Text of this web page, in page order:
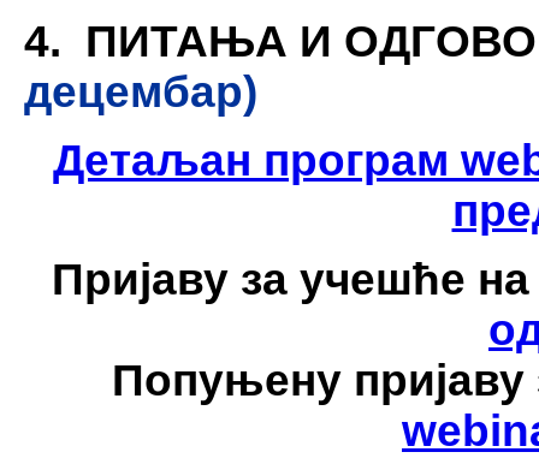
4. ПИТАЊА И
децембар)
Детаљан програм
Пријаву за учешће на
Попуњену пријаву